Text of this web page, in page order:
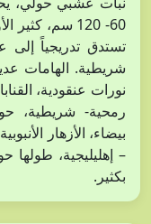
60- 120 سم،
تستدق تدريجياً إلى
نورات عنقودية،
رمحية- شريطية،
بيضاء، الأزهار
بكثير.